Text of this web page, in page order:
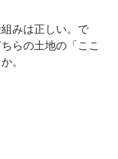
みは正しい。で
らの土地の「ここ
。